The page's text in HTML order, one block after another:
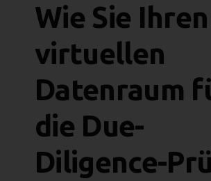
für die
Investitionen
[kostenlose
Wie Sie Ihren
virtuellen
Datenraum
die Due-
Diligence-